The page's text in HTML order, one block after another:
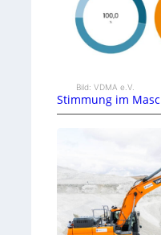
Bild: VDMA e.V.
Stimmung im